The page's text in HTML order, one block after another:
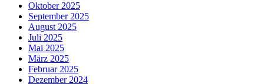
Oktober 2025
September 2025
August 2025
Juli 2025
Mai 2025
März 2025
Februar 2025
Dezember 2024